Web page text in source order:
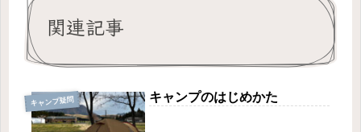
関連記事
キャンプ疑問 キャンプのはじめかた